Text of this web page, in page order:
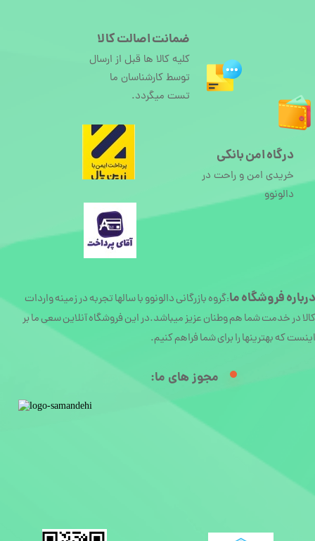
دربارهفروشگاه ما:گروه بازرگانی دالونوو با سالها تجربه در زمینه واردات
کالا در خدمت شما هم وطنان عزیز میباشد.در این فروشگاه آنلاین سعی ما بر
اینست که بهترینها را برای شما فراهم کنیم.
درگاه امن بانکی
خریدی امن و راحت در
دالونوو
ضمانت اصالت کالا
کلیه کالا ها قبل از ارسال
توسط کارشناسان ما
تست میگردد.
مجوز های ما:​